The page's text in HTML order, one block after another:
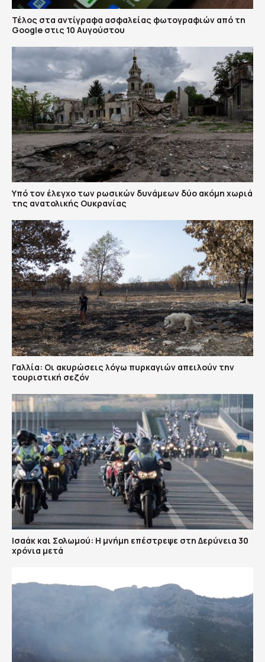
Τέλος στα αντίγραφα ασφαλείας φωτογραφιών από τη
Google στις 10 Αυγούστου
Υπό τον έλεγχο των ρωσικών δυνάμεων δύο ακόμη χωριά
της ανατολικής Ουκρανίας
Γαλλία: Οι ακυρώσεις λόγω πυρκαγιών απειλούν την
τουριστική σεζόν
Ισαάκ και Σολωμού: Η μνήμη επέστρεψε στη Δερύνεια 30
χρόνια μετά